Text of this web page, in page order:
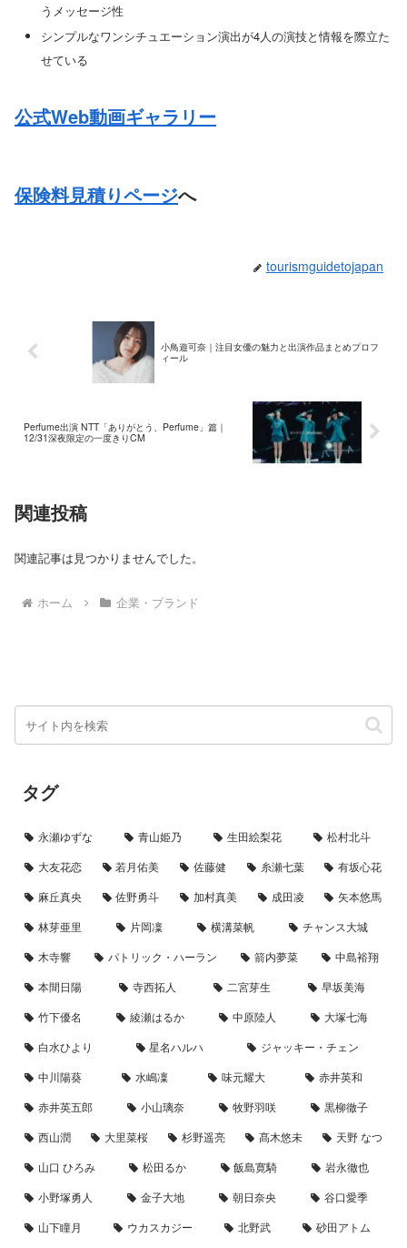
うメッセージ性
シンプルなワンシチュエーション演出が4人の演技と情報を際立た
せている
公式Web動画ギャラリー
保険料見積りページへ
tourismguidetojapan
小鳥遊可奈｜注目女優の魅力と出演作品まとめプロフ
ィール
Perfume出演 NTT「ありがとう、Perfume」篇｜
12/31深夜限定の一度きりCM
関連投稿
関連記事は見つかりませんでした。
ホーム 企業・ブランド
タグ
永瀬ゆずな 青山姫乃 生田絵梨花
松村北斗
大友花恋
若月佑美 佐藤健 糸瀬七葉
有坂心花
麻丘真央
佐野勇斗 加村真美 成田凌
矢本悠馬
林芽亜里
片岡凜 横溝菜帆
チャンス大城
木寺響
パトリック・ハーラン 箭内夢菜
中島裕翔
本間日陽
寺西拓人 二宮芽生
早坂美海
竹下優名
綾瀬はるか 中原陸人
大塚七海
白水ひより
星名ハルハ
ジャッキー・チェン
中川陽葵
水嶋凜 味元耀大
赤井英和
赤井英五郎
小山璃奈 牧野羽咲
黒柳徹子
西山潤
大里菜桜 杉野遥亮 髙木悠未
天野 なつ
山口 ひろみ
松田るか 飯島寛騎
岩永徹也
小野塚勇人
金子大地 朝日奈央
谷口愛季
山下瞳月
ウカスカジー 北野武
砂田アトム